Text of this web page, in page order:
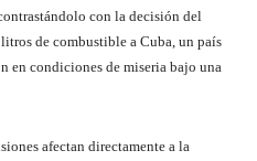
con la decisión del
de combustible a Cuba, un país
en condiciones de miseria bajo una
afectan directamente a la